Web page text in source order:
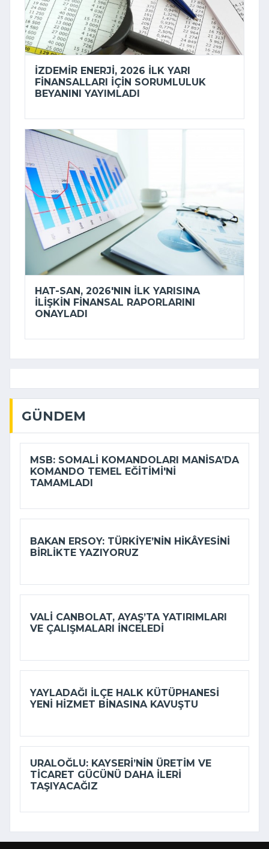
İZDEMİR ENERJI, 2026 ILK YARI
FINANSALLARI IÇIN SORUMLULUK
BEYANINI YAYIMLADI
HAT-SAN, 2026'NIN ILK YARISINA
ILIŞKIN FINANSAL RAPORLARINI
ONAYLADI
GÜNDEM
MSB: SOMALI KOMANDOLARI MANISA’DA
KOMANDO TEMEL EĞITIMI'NI
TAMAMLADI
BAKAN ERSOY: TÜRKIYE’NIN HIKÂYESINI
BIRLIKTE YAZIYORUZ
VALI CANBOLAT, AYAŞ’TA YATIRIMLARI
VE ÇALIŞMALARI INCELEDI
YAYLADAĞI İLÇE HALK KÜTÜPHANESI
YENI HIZMET BINASINA KAVUŞTU
URALOĞLU: KAYSERI’NIN ÜRETIM VE
TICARET GÜCÜNÜ DAHA ILERI
TAŞIYACAĞIZ